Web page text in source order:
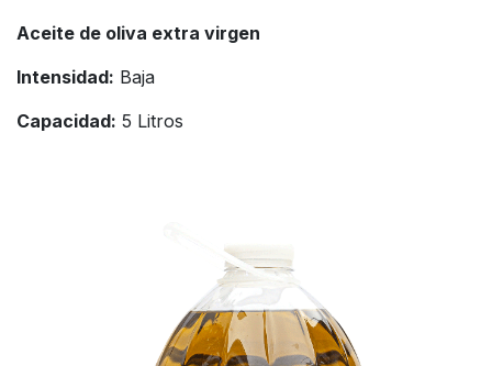
Aceite de oliva extra virgen
Intensidad: Baja
Capacidad: 5 Litros